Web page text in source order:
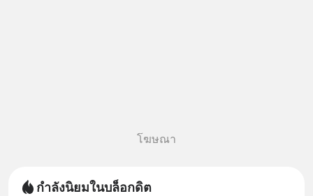
โฆษณา
กำลังนิยมในบล็อกดิต